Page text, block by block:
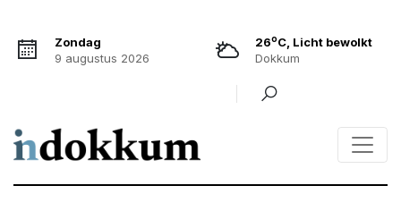
Zondag
9 augustus 2026
26oC, Licht bewolkt
Dokkum